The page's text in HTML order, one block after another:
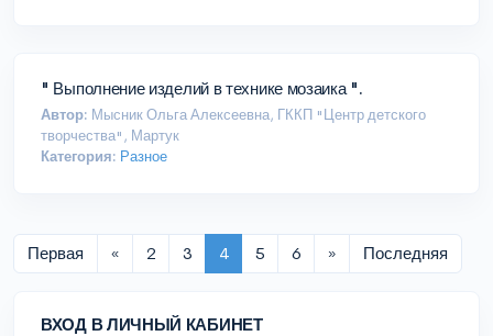
ВХОД В ЛИЧНЫЙ КАБИНЕТ
" Выполнение изделий в технике мозаика ".
Автор: Мысник Ольга Алексеевна, ГККП "Центр детского
творчества", Мартук
Категория: Разное
Первая « 2 3 4 5 6 » Последняя